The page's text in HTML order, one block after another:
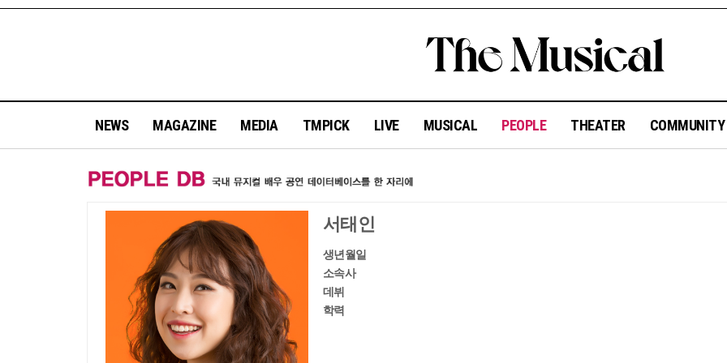
NEWS MAGAZINE MEDIA TMPICK LIVE MUSICAL PEOPLE THEATER COMMUNITY
서태인
생년월일
소속사
데뷔
학력